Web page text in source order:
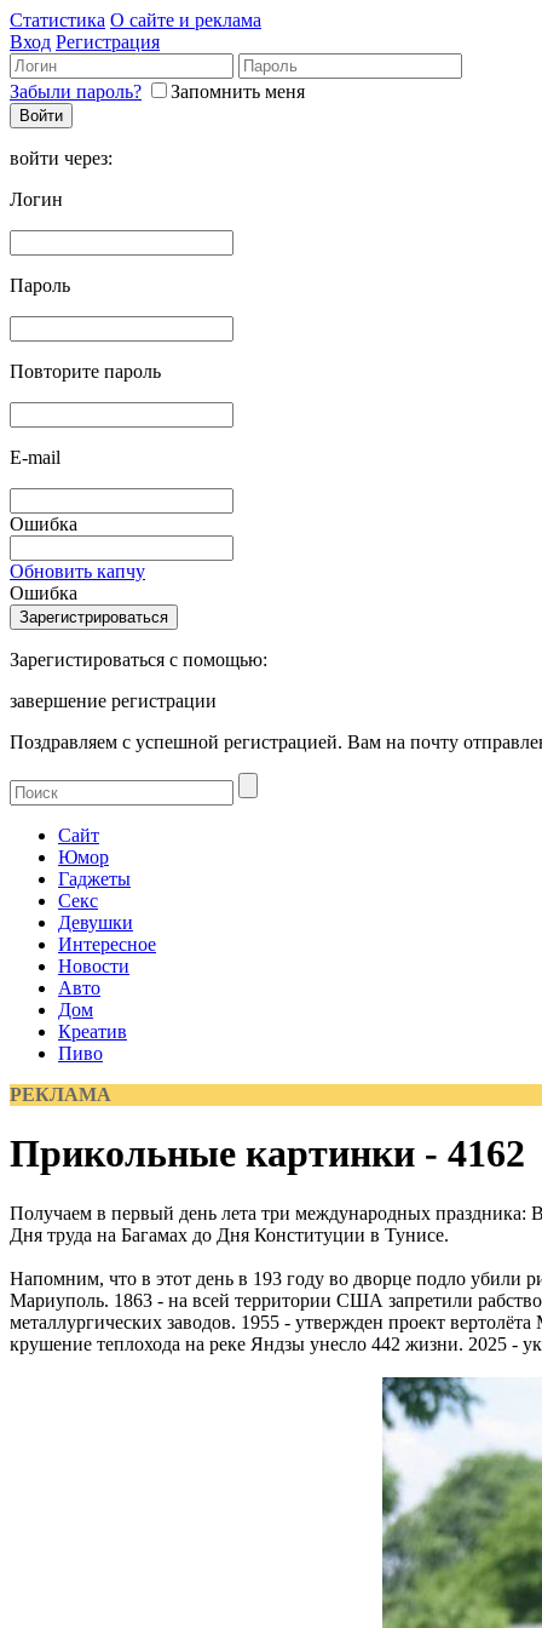
Статистика О сайте и реклама
Вход Регистрация
Забыли пароль? Запомнить меня
войти через:
Логин
Пароль
Повторите пароль
E-mail
Ошибка
Обновить капчу
Ошибка
Зарегистироваться с помощью:
завершение регистрации
Поздравляем с успешной регистрацией. Вам на почту
Сайт
Юмор
Гаджеты
Секс
Девушки
Интересное
Новости
Авто
Дом
Креатив
Пиво
РЕКЛАМА
Прикольные картинки - 4162
Получаем в первый день лета три международных
Дня труда на Багамах до Дня Конституции в Тунисе.
Напомним, что в этот день в 193 году во дворце подло убили
Мариуполь. 1863 - на всей территории США запретили
металлургических заводов. 1955 - утвержден проект
крушение теплохода на реке Яндзы унесло 442 жизни. 2025 -